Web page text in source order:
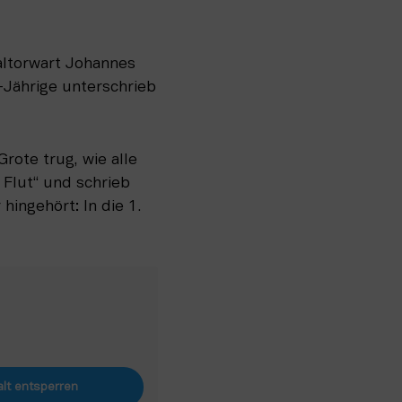
Johannes
Jährige unterschrieb
trug, wie alle
und schrieb
hingehört: In die 1.
entsperren